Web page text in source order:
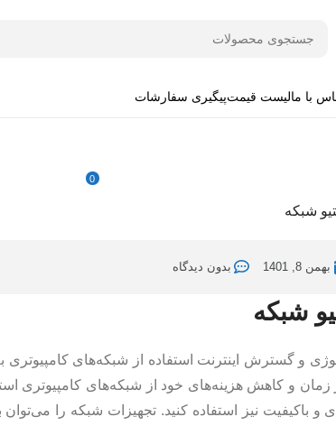
با مالیست قیمتپیگیری سفارشات
0
شبکه
بهمن 8, 1401 بدون دیدگاه
شبکه
و گسترش اینترنت استفاده از شبکه‌های
و کاهش هزینه‌های خود از شبکه‌های کامپیوتری
و باکیفیت نیز استفاده کنید. تجهیزات شبکه را